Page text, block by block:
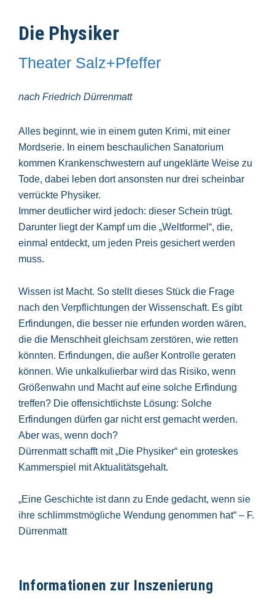
Die Physiker
Theater Salz+Pfeffer
nach Friedrich Dürrenmatt
Alles beginnt, wie in einem guten Krimi, mit einer
Mordserie. In einem beschaulichen Sanatorium
kommen Krankenschwestern auf ungeklärte Weise zu
Tode, dabei leben dort ansonsten nur drei scheinbar
verrückte Physiker.
Immer deutlicher wird jedoch: dieser Schein trügt.
Darunter liegt der Kampf um die „Weltformel“, die,
einmal entdeckt, um jeden Preis gesichert werden
muss.
Wissen ist Macht. So stellt dieses Stück die Frage
nach den Verpflichtungen der Wissenschaft. Es gibt
Erfindungen, die besser nie erfunden worden wären,
die die Menschheit gleichsam zerstören, wie retten
könnten. Erfindungen, die außer Kontrolle geraten
können. Wie unkalkulierbar wird das Risiko, wenn
Größenwahn und Macht auf eine solche Erfindung
treffen? Die offensichtlichste Lösung: Solche
Erfindungen dürfen gar nicht erst gemacht werden.
Aber was, wenn doch?
Dürrenmatt schafft mit „Die Physiker“ ein groteskes
Kammerspiel mit Aktualitätsgehalt.
„Eine Geschichte ist dann zu Ende gedacht, wenn sie
ihre schlimmstmögliche Wendung genommen hat“ – F.
Dürrenmatt
Informationen zur Inszenierung